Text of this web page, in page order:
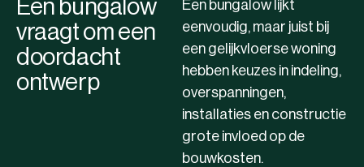
Een bungalow
vraagt om een
doordacht
ontwerp
Een bungalow lijkt
eenvoudig, maar juist bij
een gelijkvloerse woning
hebben keuzes in indeling,
overspanningen,
installaties en constructie
grote invloed op de
bouwkosten.